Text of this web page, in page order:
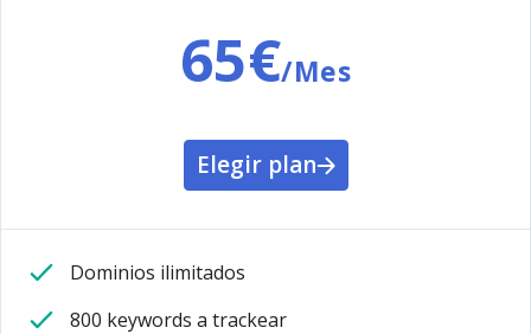
65€/Mes
Elegir plan
Dominios ilimitados
800 keywords a trackear